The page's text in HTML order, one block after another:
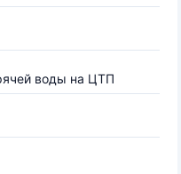
воды на ЦТП